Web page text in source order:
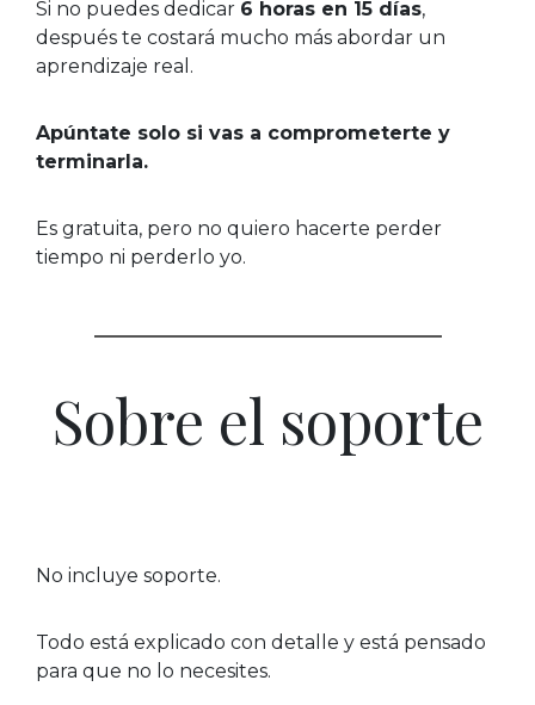
Si no puedes dedicar 6 horas en 15 días,
después te costará mucho más abordar un
aprendizaje real.
Apúntate solo si vas a comprometerte y
terminarla.
Es gratuita, pero no quiero hacerte perder
tiempo ni perderlo yo.
Sobre el soporte
No incluye soporte.
Todo está explicado con detalle y está pensado
para que no lo necesites.